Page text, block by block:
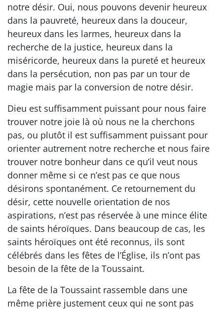
notre désir. Oui, nous pouvons devenir heureux
dans la pauvreté, heureux dans la douceur,
heureux dans les larmes, heureux dans la
recherche de la justice, heureux dans la
miséricorde, heureux dans la pureté et heureux
dans la persécution, non pas par un tour de
magie mais par la conversion de notre désir.
Dieu est suffisamment puissant pour nous faire
trouver notre joie là où nous ne la cherchons
pas, ou plutôt il est suffisamment puissant pour
orienter autrement notre recherche et nous faire
trouver notre bonheur dans ce qu’il veut nous
donner même si ce n’est pas ce que nous
désirons spontanément. Ce retournement du
désir, cette nouvelle orientation de nos
aspirations, n’est pas réservée à une mince élite
de saints héroïques. Dans beaucoup de cas, les
saints héroïques ont été reconnus, ils sont
célébrés dans les fêtes de l’Église, ils n’ont pas
besoin de la fête de la Toussaint.
La fête de la Toussaint rassemble dans une
même prière justement ceux qui ne sont pas